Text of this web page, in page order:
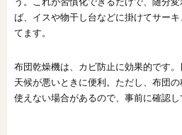
ば、イスや物干し台などに掛けてサー
てます。
布団乾燥機は、カビ防止に効果的です。
天候が悪いときに便利。ただし、布団
使えない場合があるので、事前に確認し